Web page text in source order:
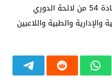
وأكدت رابطة الأندية تطبيق المادة 54 من لائحة الدوري
والطبية واللاعبين